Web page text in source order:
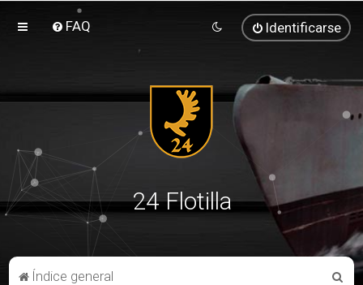
FAQ Identificarse
24 Flotilla
Índice general